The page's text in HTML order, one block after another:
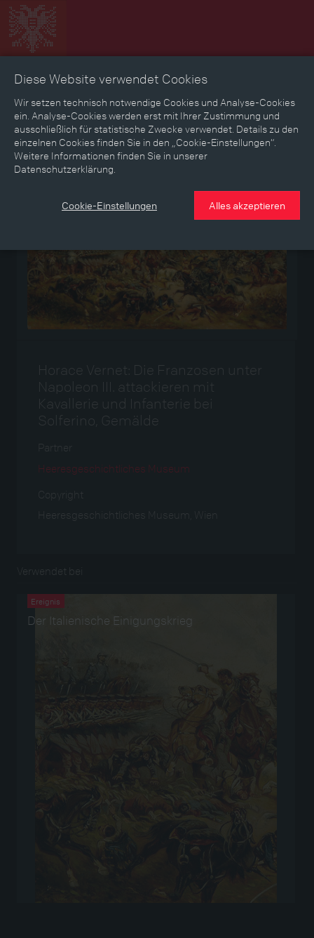
Zeitbild Zeitreise Landkarte Erinnerungen
Mediathek Textmodus
Medium
Horace Vernet: Die Franzosen unter
Napoleon III. attackieren mit
Kavallerie und Infanterie bei
Solferino, Gemälde
Partner
Heeresgeschichtliches Museum
Copyright
Heeresgeschichtliches Museum, Wien
Verwendet bei
Ereignis
Der Italienische Einigungskrieg
Diese Website verwendet Cookies
Wir setzen technisch notwendige Cookies und Analyse-Cookies
ein. Analyse-Cookies werden erst mit Ihrer Zustimmung und
ausschließlich für statistische Zwecke verwendet. Details zu den
einzelnen Cookies finden Sie in den „Cookie-Einstellungen“.
Weitere Informationen finden Sie in unserer
Datenschutzerklärung.
Cookie-Einstellungen Alles akzeptieren